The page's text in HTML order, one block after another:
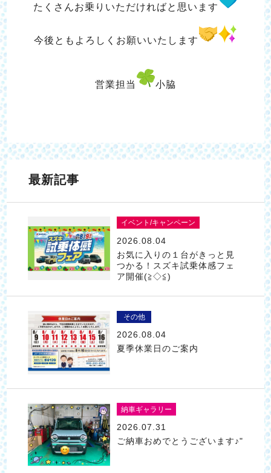
たくさんお乗りいただければと思います
今後ともよろしくお願いいたします
営業担当 小脇
最新記事
イベント/キャンペーン
2026.08.04
お気に入りの１台がきっと見
つかる！スズキ試乗体感フェ
ア開催(≧◇≦)
その他
2026.08.04
夏季休業日のご案内
納車ギャラリー
2026.07.31
ご納車おめでとうございます♪"